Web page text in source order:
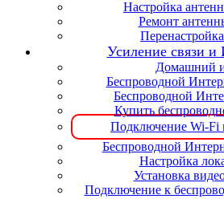
Настройка
Ремонт
Усиление связи и
Домашний
Беспроводной
Беспроводной
Купить
Подключение Wi-Fi
Беспроводной
Настройка
Установка
Подключение к